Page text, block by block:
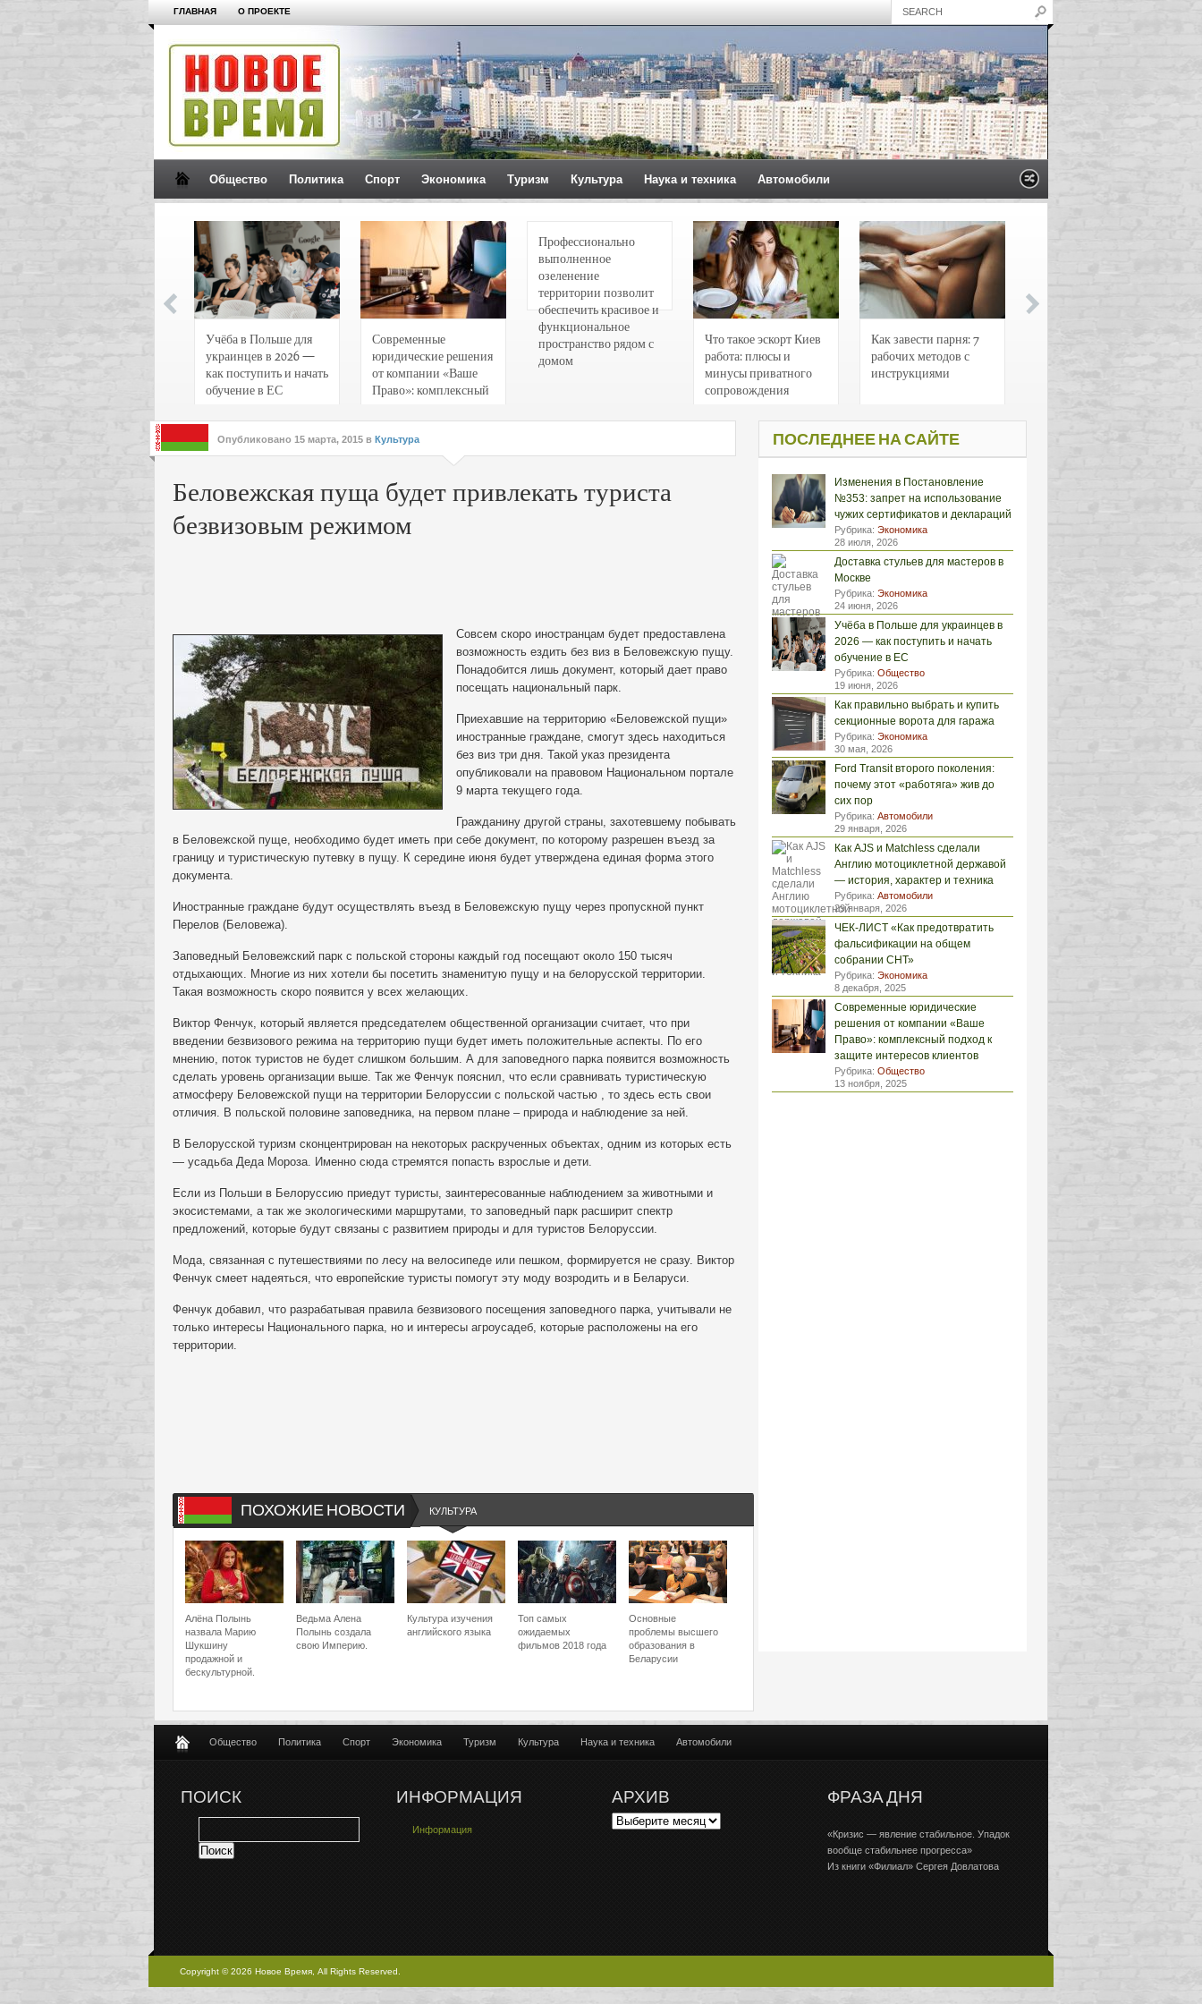
ГЛАВНАЯ О ПРОЕКТЕ
Общество Политика Спорт Экономика Туризм Культура Наука и техника Автомобили
Учёба в Польше для
украинцев в 2026 —
как поступить и начать
обучение в ЕС
Современные
юридические решения
от компании «Ваше
Право»: комплексный
интересов клиентов
Профессионально
выполненное
озеленение
территории позволит
обеспечить красивое и
функциональное
пространство рядом с
домом
Что такое эскорт Киев
работа: плюсы и
минусы приватного
сопровождения
Как завести парня: 7
рабочих методов с
инструкциями
Опубликовано 15 марта, 2015 в Культура
Беловежская пуща будет привлекать туриста
безвизовым режимом
Совсем скоро иностранцам будет предоставлена
возможность ездить без виз в Беловежскую пущу.
Понадобится лишь документ, который дает право
посещать национальный парк.
Приехавшие на территорию «Беловежской пущи»
иностранные граждане, смогут здесь находиться
без виз три дня. Такой указ президента
опубликовали на правовом Национальном портале
9 марта текущего года.
Гражданину другой страны, захотевшему побывать
в Беловежской пуще, необходимо будет иметь при себе документ, по которому разрешен въезд за
границу и туристическую путевку в пущу. К середине июня будет утверждена единая форма этого
документа.
Иностранные граждане будут осуществлять въезд в Беловежскую пущу через пропускной пункт
Перелов (Беловежа).
Заповедный Беловежский парк с польской стороны каждый год посещают около 150 тысяч
отдыхающих. Многие из них хотели бы посетить знаменитую пущу и на белорусской территории.
Такая возможность скоро появится у всех желающих.
Виктор Фенчук, который является председателем общественной организации считает, что при
введении безвизового режима на территорию пущи будет иметь положительные аспекты. По его
мнению, поток туристов не будет слишком большим. А для заповедного парка появится возможность
сделать уровень организации выше. Так же Фенчук пояснил, что если сравнивать туристическую
атмосферу Беловежской пущи на территории Белоруссии с польской частью , то здесь есть свои
отличия. В польской половине заповедника, на первом плане – природа и наблюдение за ней.
В Белорусской туризм сконцентрирован на некоторых раскрученных объектах, одним из которых есть
— усадьба Деда Мороза. Именно сюда стремятся попасть взрослые и дети.
Если из Польши в Белоруссию приедут туристы, заинтересованные наблюдением за животными и
экосистемами, а так же экологическими маршрутами, то заповедный парк расширит спектр
предложений, которые будут связаны с развитием природы и для туристов Белоруссии.
Мода, связанная с путешествиями по лесу на велосипеде или пешком, формируется не сразу. Виктор
Фенчук смеет надеяться, что европейские туристы помогут эту моду возродить и в Беларуси.
Фенчук добавил, что разрабатывая правила безвизового посещения заповедного парка, учитывали не
только интересы Национального парка, но и интересы агроусадеб, которые расположены на его
территории.
ПОХОЖИЕ НОВОСТИ КУЛЬТУРА
Алёна Полынь
назвала Марию
Шукшину
продажной и
бескультурной.
Ведьма Алена
Полынь создала
свою Империю.
Культура изучения
английского языка
Топ самых
ожидаемых
фильмов 2018 года
Основные
проблемы высшего
образования в
Беларусии
ПОСЛЕДНЕЕ НА САЙТЕ
Изменения в Постановление
№353: запрет на использование
чужих сертификатов и деклараций
Рубрика: Экономика
28 июля, 2026
Доставка стульев для мастеров в
Москве
Рубрика: Экономика
24 июня, 2026
Учёба в Польше для украинцев в
2026 — как поступить и начать
обучение в ЕС
Рубрика: Общество
19 июня, 2026
Как правильно выбрать и купить
секционные ворота для гаража
Рубрика: Экономика
30 мая, 2026
Ford Transit второго поколения:
почему этот «работяга» жив до
сих пор
Рубрика: Автомобили
29 января, 2026
Как AJS и Matchless сделали
Англию мотоциклетной державой
— история, характер и техника
Рубрика: Автомобили
29 января, 2026
ЧЕК-ЛИСТ «Как предотвратить
фальсификации на общем
собрании СНТ»
Рубрика: Экономика
8 декабря, 2025
Современные юридические
решения от компании «Ваше
Право»: комплексный подход к
защите интересов клиентов
Рубрика: Общество
13 ноября, 2025
Общество Политика Спорт Экономика Туризм Культура Наука и техника Автомобили
ПОИСК ИНФОРМАЦИЯ
Информация
АРХИВ ФРАЗА ДНЯ
«Кризис — явление стабильное. Упадок
вообще стабильнее прогресса»
Из книги «Филиал» Сергея Довлатова
Copyright © 2026 Новое Время, All Rights Reserved.